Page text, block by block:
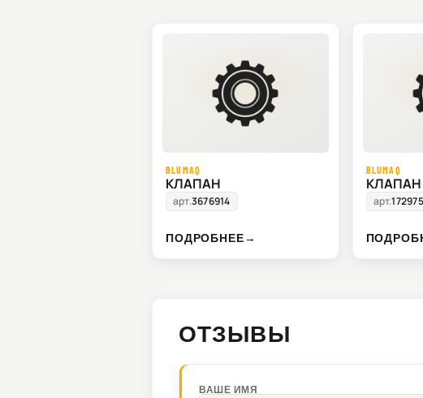
BLUMAQ
КЛАПАН
арт.3676914
ПОДРОБНЕЕ→
BLUMAQ
КЛАПАН
арт.
ОТЗЫВЫ
ВАШЕ ИМЯ